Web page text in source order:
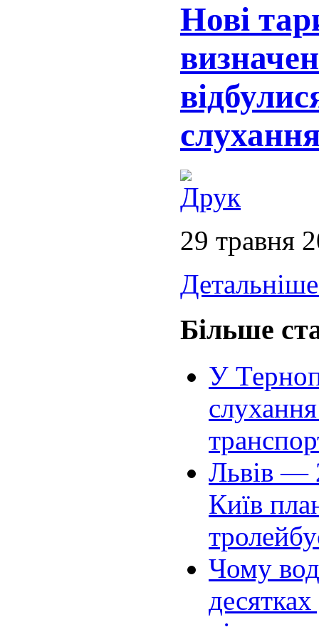
Нові
29 травня
Більше
У
Львів —
Київ
Чому